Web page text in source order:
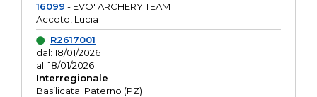
16099 - EVO' ARCHERY TEAM
Accoto, Lucia
R2617001
dal: 18/01/2026
al: 18/01/2026
Interregionale
Basilicata: Paterno (PZ)